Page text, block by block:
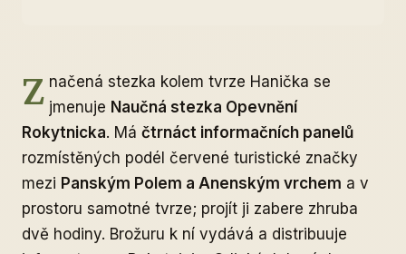
Z načená stezka kolem tvrze Hanička se
jmenuje Naučná stezka Opevnění
Rokytnicka. Má čtrnáct informačních panelů
rozmístěných podél červené turistické značky
mezi Panským Polem a Anenským vrchem a v
prostoru samotné tvrze; projít ji zabere zhruba
dvě hodiny. Brožuru k ní vydává a distribuuje